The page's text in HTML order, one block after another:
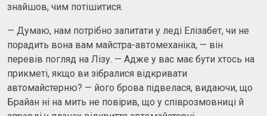
знайшов, чим потішитися.
— Думаю, нам потрібно запитати у леді Елізабет, чи не
порадить вона вам майстра-автомеханіка, — він
перевів погляд на Лізу. — Адже у вас має бути хтось на
прикметі, якщо ви зібралися відкривати
автомайстерню? — його брова підвелася, видаючи, що
Брайан ні на мить не повірив, що у співрозмовниці й